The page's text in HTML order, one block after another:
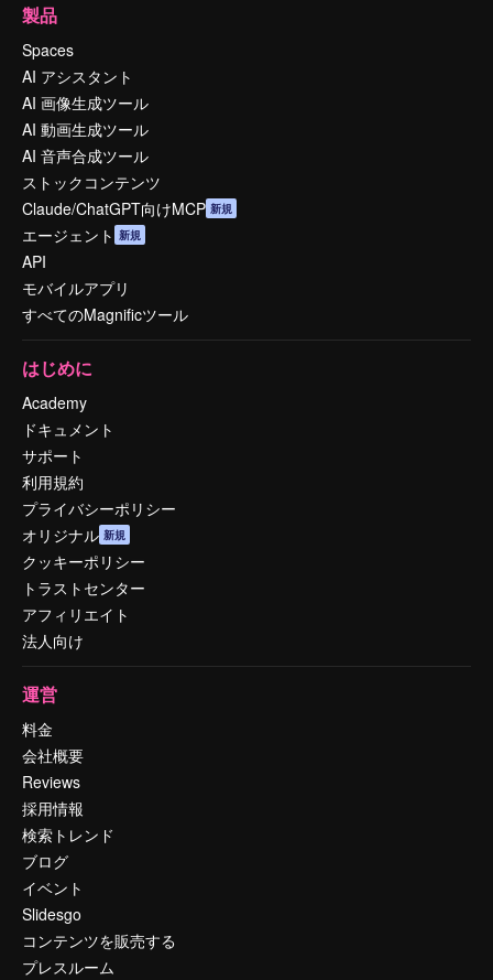
製品
Spaces
AI アシスタント
AI 画像生成ツール
AI 動画生成ツール
AI 音声合成ツール
ストックコンテンツ
Claude/ChatGPT向けMCP 新規
エージェント 新規
API
モバイルアプリ
すべてのMagnificツール
はじめに
Academy
ドキュメント
サポート
利用規約
プライバシーポリシー
オリジナル 新規
クッキーポリシー
トラストセンター
アフィリエイト
法人向け
運営
料金
会社概要
Reviews
採用情報
検索トレンド
ブログ
イベント
Slidesgo
コンテンツを販売する
プレスルーム